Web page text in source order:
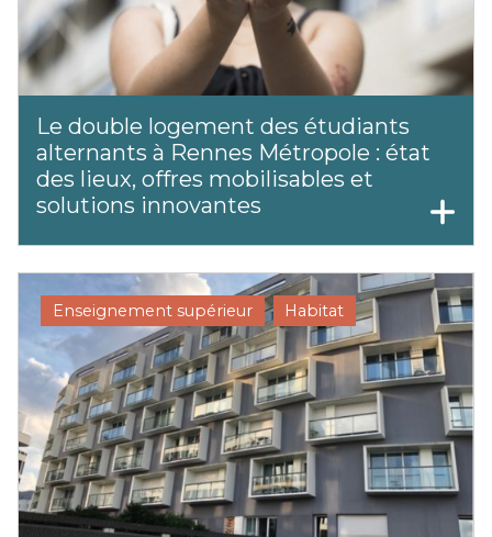
Le double logement des étudiants
alternants à Rennes Métropole : état
des lieux, offres mobilisables et
solutions innovantes
Enseignement supérieur Habitat